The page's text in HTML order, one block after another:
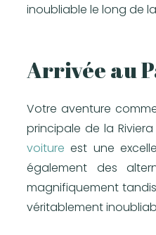
inoubliable le long de
Arrivée au
Votre aventure
principale de la
voiture est une
également des
magnifiquement
véritablement